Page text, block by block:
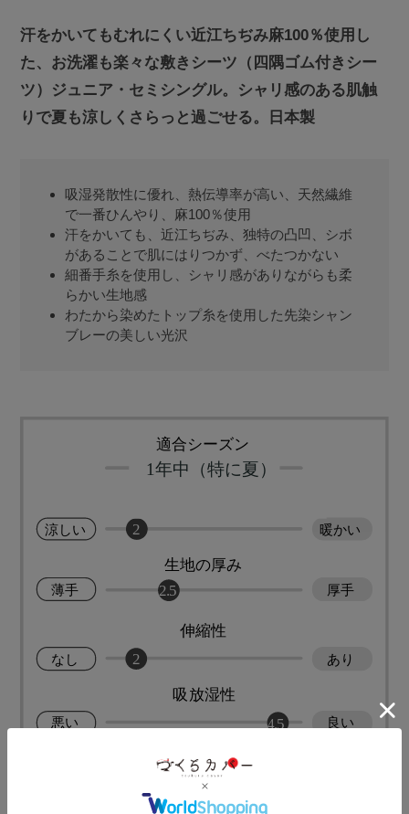
汗をかいてもむれにくい近江ちぢみ麻100％使用し
た、お洗濯も楽々な敷きシーツ（四隅ゴム付きシー
ツ）ジュニア・セミシングル。シャリ感のある肌触
りで夏も涼しくさらっと過ごせる。日本製
吸湿発散性に優れ、熱伝導率が高い、天然繊維
で一番ひんやり、麻100％使用
汗をかいても、近江ちぢみ、独特の凸凹、シボ
があることで肌にはりつかず、べたつかない
細番手糸を使用し、シャリ感がありながらも柔
らかい生地感
わたから染めたトップ糸を使用した先染シャン
ブレーの美しい光沢